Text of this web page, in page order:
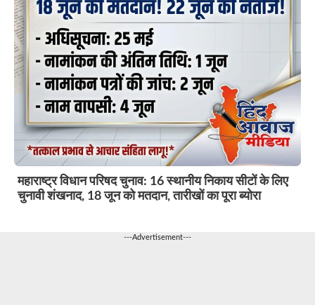
महाराष्ट्र विधान परिषद चुनाव: 16 स्थानीय निकाय सीटों के लिए
चुनावी शंखनाद, 18 जून को मतदान, तारीखों का पूरा ब्योरा
---Advertisement---